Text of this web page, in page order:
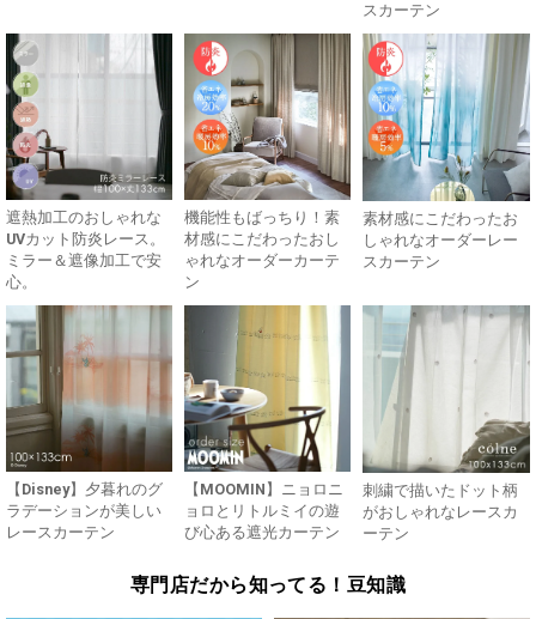
スカーテン
遮熱加工のおしゃれな
UVカット防炎レース。
ミラー＆遮像加工で安
心。
機能性もばっちり！素
材感にこだわったおし
ゃれなオーダーカーテ
ン
素材感にこだわったお
しゃれなオーダーレー
スカーテン
【Disney】夕暮れのグ
ラデーションが美しい
レースカーテン
【MOOMIN】ニョロニ
ョロとリトルミイの遊
び心ある遮光カーテン
刺繍で描いたドット柄
がおしゃれなレースカ
ーテン
専門店だから知ってる！豆知識